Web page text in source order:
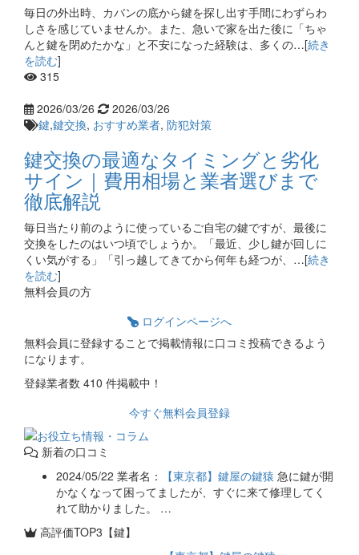
毎日の外出時、カバンの底から鍵を探し出す手間にわずらわ
しさを感じていませんか。また、急いで家を出た後に「ちゃ
んと鍵を閉めたかな」と不安になった経験は、多くの…[続き
を読む]
315
2026/03/26
2026/03/26
鍵,鍵交換, おすすめ業者, 防犯対策
鍵交換の最適なタイミングと劣化
サイン｜費用相場と業者選びまで
徹底解説
毎日当たり前のように使っているご自宅の鍵ですが、最後に
交換をしたのはいつ頃でしょうか。「最近、少し鍵が回しに
くい気がする」「引っ越してきてから何年も経つが、…[続き
を読む]
無料会員の方
ログインページへ
無料会員に登録することで掲載情報に口コミ投稿できるよう
になります。
登録業者数 410 件掲載中！
今すぐ無料会員登録
新着の口コミ
2024/05/22 業者名： 【東京都】鍵屋の鍵猿 急に鍵が開
かなくなって困ってましたが、すぐに来て修理してく
れて助かりました。 …
高評価TOP3【鍵】